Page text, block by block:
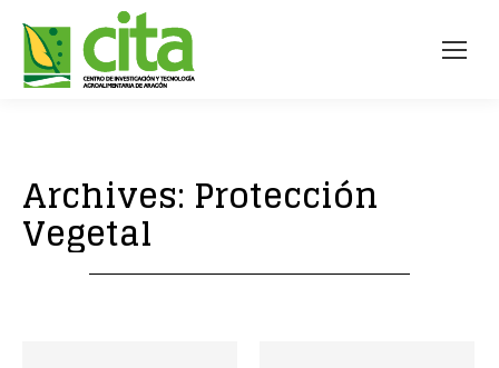
Archives: Protección
Vegetal